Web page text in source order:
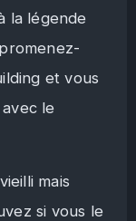
la légende
et vous
le
mais
si vous le